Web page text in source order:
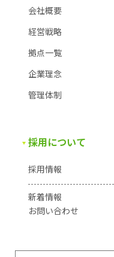
会社概要
経営戦略
拠点一覧
企業理念
管理体制
採用について
採用情報
新着情報
お問い合わせ